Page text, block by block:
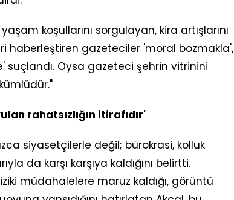
koşullarını sorgulayan, kira artışlarını
haberleştiren gazeteciler 'moral bozmakla',
suçlandı. Oysa gazeteci şehrin vitrinini
rahatsızlığın itirafıdır'
siyasetçilerle değil; bürokrasi, kolluk
da karşı karşıya kaldığını belirtti.
müdahalelere maruz kaldığı, görüntü